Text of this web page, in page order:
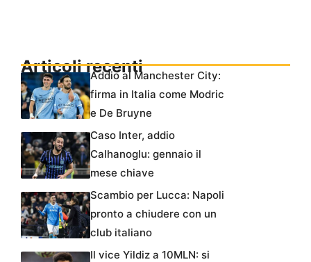
Articoli recentiAddio al Manchester City:
firma in Italia come Modric
e De Bruyne
Caso Inter, addio
Calhanoglu: gennaio il
mese chiave
Scambio per Lucca: Napoli
pronto a chiudere con un
club italiano
Il vice Yildiz a 10MLN: si